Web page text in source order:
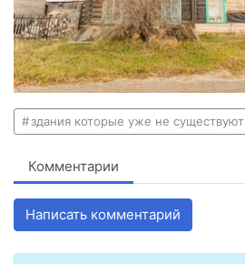
здания которые уже не существуют
Комментарии
Написать комментарий